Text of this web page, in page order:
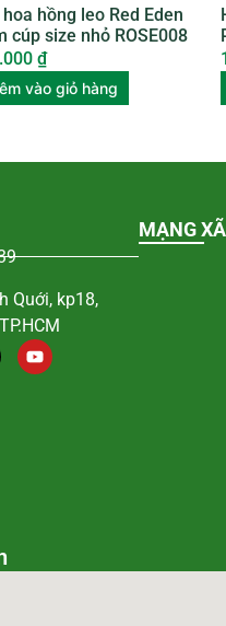
hoa hồng leo Red Eden
cúp size nhỏ ROSE008
₫
vào giỏ hàng
Quới, kp18,
MẠNG